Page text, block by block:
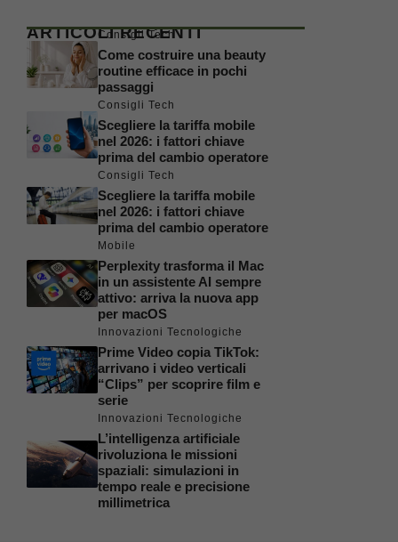
ARTICOLI RECENTI
Consigli Tech
Come costruire una beauty
routine efficace in pochi
passaggi
Consigli Tech
Scegliere la tariffa mobile
nel 2026: i fattori chiave
prima del cambio operatore
Consigli Tech
Scegliere la tariffa mobile
nel 2026: i fattori chiave
prima del cambio operatore
Mobile
Perplexity trasforma il Mac
in un assistente AI sempre
attivo: arriva la nuova app
per macOS
Innovazioni Tecnologiche
Prime Video copia TikTok:
arrivano i video verticali
“Clips” per scoprire film e
serie
Innovazioni Tecnologiche
L’intelligenza artificiale
rivoluziona le missioni
spaziali: simulazioni in
tempo reale e precisione
millimetrica